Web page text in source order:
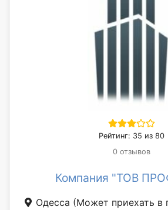
Рейтинг: 35 из 80
0 отзывов
Компания "ТОВ
Одесса (Может приехать в